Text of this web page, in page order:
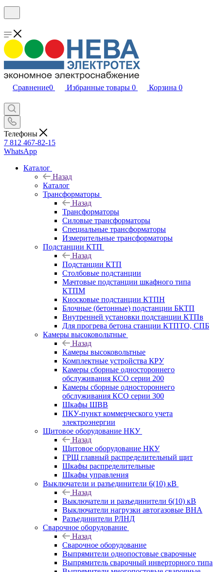
Сравнение0 Избранные товары 0 Корзина 0
Телефоны
7 812 467-82-15
WhatsApp
Каталог
Назад
Каталог
Трансформаторы
Назад
Трансформаторы
Силовые трансформаторы
Специальные трансформаторы
Измерительные трансформаторы
Подстанции КТП
Назад
Подстанции КТП
Столбовые подстанции
Мачтовые подстанции шкафного типа
КТПМ
Киосковые подстанции КТПН
Блочные (бетонные) подстанции БКТП
Внутренней установки подстанции КТПв
Для прогрева бетона станции КТПТО, СПБ
Камеры высоковольтные
Назад
Камеры высоковольтные
Комплектные устройства КРУ
Камеры сборные одностороннего
обслуживания КСО серии 200
Камеры сборные одностороннего
обслуживания КСО серии 300
Шкафы ШВВ
ПКУ-пункт коммерческого учета
электроэнергии
Щитовое оборудование НКУ
Назад
Щитовое оборудование НКУ
ГРЩ главный распределительный щит
Шкафы распределительные
Шкафы управления
Выключатели и разъединители 6(10) кВ
Назад
Выключатели и разъединители 6(10) кВ
Выключатели нагрузки автогазовые ВНА
Разъединители РЛНД
Сварочное оборудование
Назад
Сварочное оборудование
Выпрямители однопостовые сварочные
Выпрямитель сварочный инверторного типа